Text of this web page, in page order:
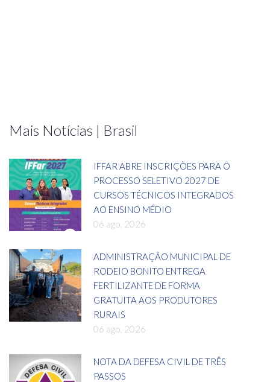
Mais Notícias | Brasil
IFFAR ABRE INSCRIÇÕES PARA O
PROCESSO SELETIVO 2027 DE
CURSOS TÉCNICOS INTEGRADOS
AO ENSINO MÉDIO
06 ago, 2026
ADMINISTRAÇÃO MUNICIPAL DE
RODEIO BONITO ENTREGA
FERTILIZANTE DE FORMA
GRATUITA AOS PRODUTORES
RURAIS
06 ago, 2026
NOTA DA DEFESA CIVIL DE TRÊS
PASSOS